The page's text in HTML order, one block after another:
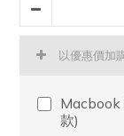
以優惠價加
Macbook
款)